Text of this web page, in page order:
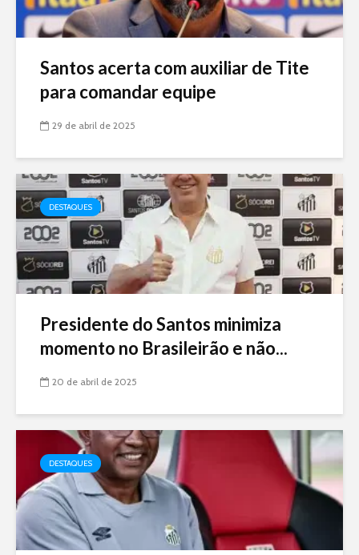
Santos acerta com auxiliar de Tite
para comandar equipe
29 de abril de 2025
DESTAQUES
Presidente do Santos minimiza
momento no Brasileirão e não...
20 de abril de 2025
DESTAQUES